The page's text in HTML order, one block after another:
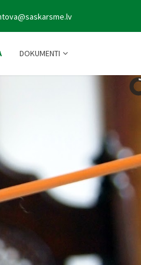
DOKUMENTI